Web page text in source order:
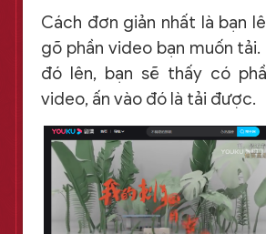
Cách đơn giản nhất là bạn
gõ phần video bạn muốn
đó lên, bạn sẽ thấy có
video, ấn vào đó là tải được.